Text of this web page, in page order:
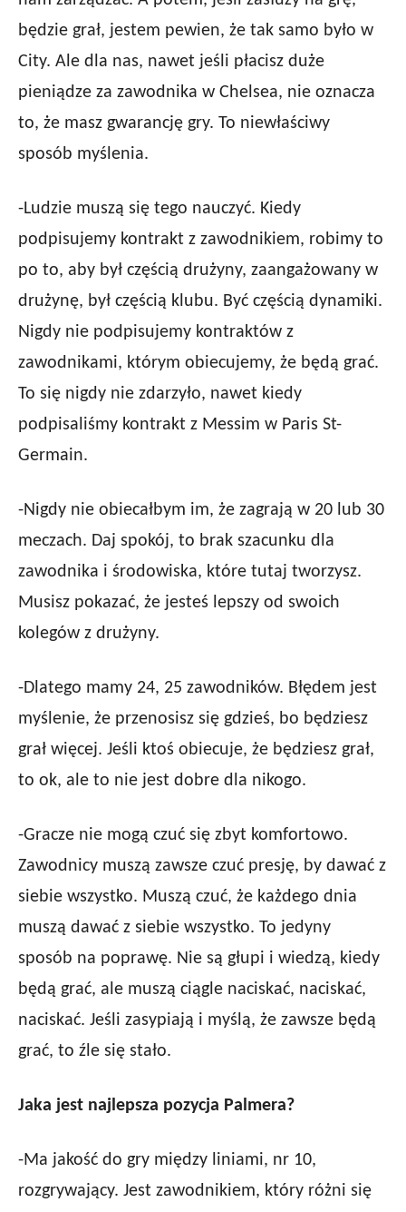
będzie grał, jestem pewien, że tak samo było w
City. Ale dla nas, nawet jeśli płacisz duże
pieniądze za zawodnika w Chelsea, nie oznacza
to, że masz gwarancję gry. To niewłaściwy
sposób myślenia.
-Ludzie muszą się tego nauczyć. Kiedy
podpisujemy kontrakt z zawodnikiem, robimy to
po to, aby był częścią drużyny, zaangażowany w
drużynę, był częścią klubu. Być częścią dynamiki.
Nigdy nie podpisujemy kontraktów z
zawodnikami, którym obiecujemy, że będą grać.
To się nigdy nie zdarzyło, nawet kiedy
podpisaliśmy kontrakt z Messim w Paris St-
Germain.
-Nigdy nie obiecałbym im, że zagrają w 20 lub 30
meczach. Daj spokój, to brak szacunku dla
zawodnika i środowiska, które tutaj tworzysz.
Musisz pokazać, że jesteś lepszy od swoich
kolegów z drużyny.
-Dlatego mamy 24, 25 zawodników. Błędem jest
myślenie, że przenosisz się gdzieś, bo będziesz
grał więcej. Jeśli ktoś obiecuje, że będziesz grał,
to ok, ale to nie jest dobre dla nikogo.
-Gracze nie mogą czuć się zbyt komfortowo.
Zawodnicy muszą zawsze czuć presję, by dawać z
siebie wszystko. Muszą czuć, że każdego dnia
muszą dawać z siebie wszystko. To jedyny
sposób na poprawę. Nie są głupi i wiedzą, kiedy
będą grać, ale muszą ciągle naciskać, naciskać,
naciskać. Jeśli zasypiają i myślą, że zawsze będą
grać, to źle się stało.
Jaka jest najlepsza pozycja Palmera?
-Ma jakość do gry między liniami, nr 10,
rozgrywający. Jest zawodnikiem, który różni się